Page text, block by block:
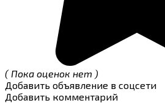
( Пока оценок нет )
Добавить объявление в соцсети
Добавить комментарий